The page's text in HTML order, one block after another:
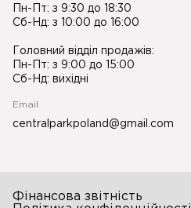
Пн-Пт: з 9:30 до 18:30
Сб-Нд: з 10:00 до 16:00
Головний відділ продажів:
Пн-Пт: з 9:00 до 15:00
Сб-Нд: вихідні
Email
centralparkpoland@gmail.com
Фінансова звітність